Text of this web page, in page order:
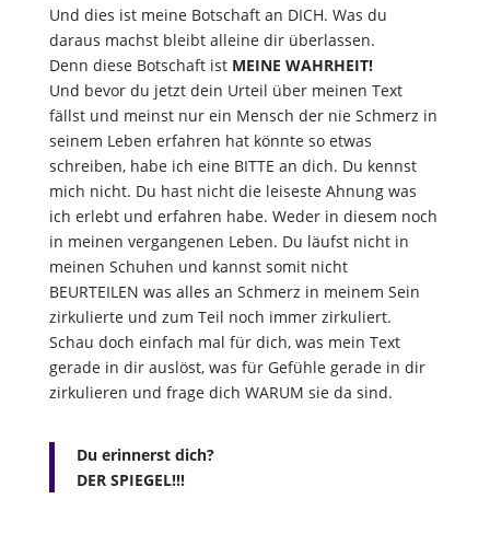
Und dies ist meine Botschaft an DICH. Was du
daraus machst bleibt alleine dir überlassen.
Denn diese Botschaft ist MEINE WAHRHEIT!
Und bevor du jetzt dein Urteil über meinen Text
fällst und meinst nur ein Mensch der nie Schmerz in
seinem Leben erfahren hat könnte so etwas
schreiben, habe ich eine BITTE an dich. Du kennst
mich nicht. Du hast nicht die leiseste Ahnung was
ich erlebt und erfahren habe. Weder in diesem noch
in meinen vergangenen Leben. Du läufst nicht in
meinen Schuhen und kannst somit nicht
BEURTEILEN was alles an Schmerz in meinem Sein
zirkulierte und zum Teil noch immer zirkuliert.
Schau doch einfach mal für dich, was mein Text
gerade in dir auslöst, was für Gefühle gerade in dir
zirkulieren und frage dich WARUM sie da sind.
Du erinnerst dich?
DER SPIEGEL!!!